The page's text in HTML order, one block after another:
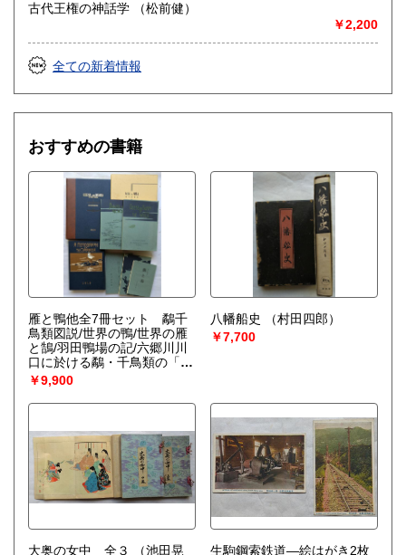
古代王権の神話学 （松前健）
￥2,200
全ての新着情報
おすすめの書籍
雁と鴨他全7冊セット 鷸千
鳥類図説/世界の鴨/世界の雁
と鵠/羽田鴨場の記/六郷川川
口に於ける鷸・千鳥類の「渡
り」/旅と鳥―鳥とともに六
〇年
￥9,900
八幡船史
（村田四郎）
￥7,700
大奥の女中 全３
（池田晃
生駒鋼索鉄道―絵はがき2枚